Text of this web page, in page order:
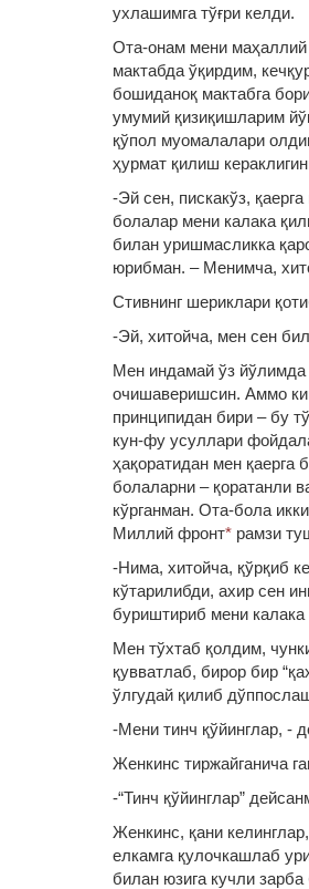
ухлашимга тўғри келди.
Ота-онам мени маҳаллий
мактабда ўқирдим,
бошиданоқ мактабга
умумий қизиқишларим
қўпол муомалалари
ҳурмат қилиш
-Эй сен, пискакўз,
болалар мени калака
билан уришмасликка
юрибман. – Менимча,
Стивнинг шериклари
-Эй, хитойча, мен сен
Мен индамай ўз
очишаверишсин. Аммо
принципидан бири – бу
кун-фу усуллари
ҳақоратидан мен
болаларни – қоратанли
кўрганман. Ота-бола
Миллий фронт* рамзи
-Нима, хитойча, қўрқиб
кўтарилибди, ахир сен
буриштириб мени калака
Мен тўхтаб қолдим,
қувватлаб, бирор бир
ўлгудай қилиб
-Мени тинч қўйинглар, -
Женкинс тиржайганича
-“Тинч қўйинглар”
Женкинс, қани
елкамга қулочкашлаб
билан юзига кучли